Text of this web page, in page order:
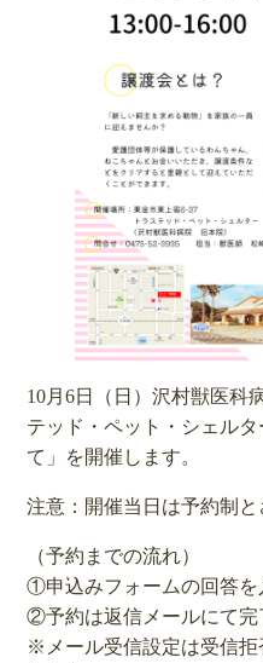
10月6日（日）沢村獣医科
テッド・ペット・シェル
て」を開催します。
注意：開催当日は予約制と
（予約までの流れ）
①申込みフォームの回答を
②予約は返信メールにて完
※メール受信設定は受信拒